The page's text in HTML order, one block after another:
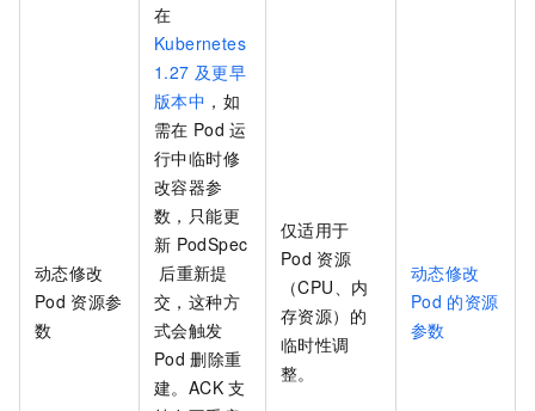
动态修改
Pod 资源参
数
在
Kubernetes
1.27 及更早
版本中 ，如
需在 Pod 运
行中临时修
改容器参
数，只能更
新 PodSpec
后重新提
交，这种方
式会触发
Pod 删除重
建。ACK 支
仅适用于
Pod 资源
（CPU、内
存资源）的
临时性调
整。
动态修改
Pod 的资源
参数